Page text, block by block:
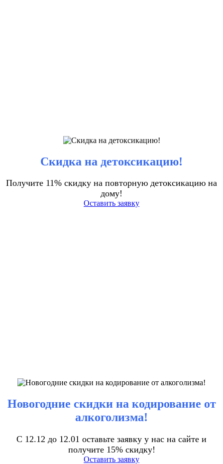
Скидка на детоксикацию!
Получите 11% скидку на повторную детоксикацию на
дому!
Оставить заявку
Новогодние скидки на кодирование от
алкоголизма!
С 12.12 до 12.01 оставьте заявку у нас на сайте и
получите 15% скидку!
Оставить заявку